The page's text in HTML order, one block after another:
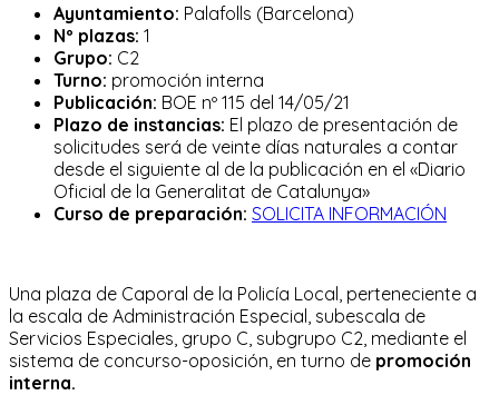
entrada:
la
entrada:
Ayuntamiento: Palafolls (Barcelona)
Nº plazas: 1
Grupo: C2
Turno: promoción interna
Publicación: BOE nº 115 del 14/05/21
Plazo de instancias: El plazo de presentación de
solicitudes será de veinte días naturales a contar
desde el siguiente al de la publicación en el «Diario
Oficial de la Generalitat de Catalunya»
Curso de preparación: SOLICITA INFORMACIÓN
Una plaza de Caporal de la Policía Local, perteneciente a
la escala de Administración Especial, subescala de
Servicios Especiales, grupo C, subgrupo C2, mediante el
sistema de concurso-oposición, en turno de promoción
interna.